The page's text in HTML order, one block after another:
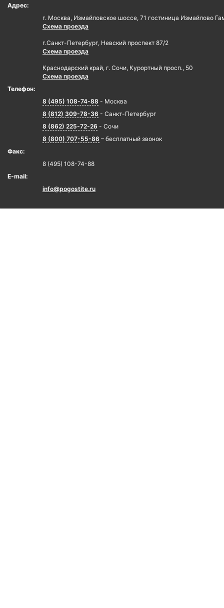
Адрес:
г. Москва, Измайловское шоссе, 71 гостиница Измайлово
Схема проезда
г.Санкт-Петербург, Невский проспект 87/2
Схема проезда
Краснодарский край, г. Сочи, Курортный просп., 50
Схема проезда
Телефон:
8 (495) 108-74-88 - Москва
8 (812) 309-78-36 - Санкт-Петербург
8 (862) 225-72-26 - Сочи
8 (800) 707-55-86 – бесплатный звонок
Факс:
8 (495) 108-74-88
E-mail:
info@pogostite.ru